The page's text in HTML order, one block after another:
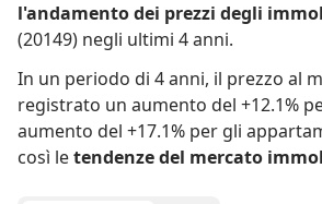
l'andamento dei prezzi degli
(20149) negli ultimi 4 anni.
In un periodo di 4 anni, il prezzo al
registrato un aumento del +12.1%
aumento del +17.1% per gli
così letendenze del mercato